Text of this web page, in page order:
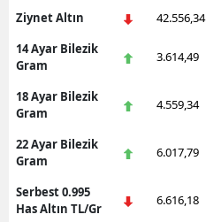
Ziynet Altın 42.556,34
14 Ayar Bilezik
Gram
3.614,49
18 Ayar Bilezik
Gram
4.559,34
22 Ayar Bilezik
Gram
6.017,79
Serbest 0.995
Has Altın TL/Gr
6.616,18